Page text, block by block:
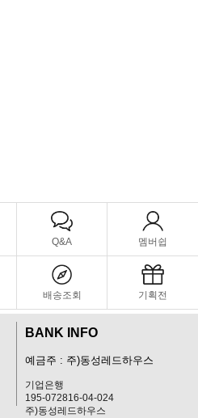
Q&A 멤버쉽
배송조회 기획전
BANK INFO
예금주 : 주)동성레드하우스
기업은행
195-072816-04-024
주)동성레드하우스